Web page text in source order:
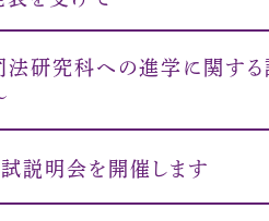
法研究科への進学に関す
説明会を開催します